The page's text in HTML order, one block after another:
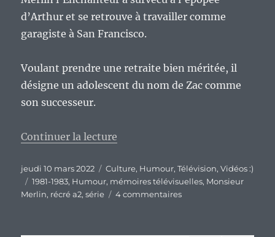
d’Arthur et se retrouve à travailler comme
garagiste à San Francisco.
Voulant prendre une retraite bien méritée, il
désigne un adolescent du nom de Zac comme
son successeur.
Continuer la lecture
Publié
le
jeudi 10 mars 2022 Catégories
Culture, Humour,Télévision,Vidéos :)
Étiquettes
1981-1983, Humour, mémoires télévisuelles, Monsieur
Merlin, récré a2,série 4 commentairessur